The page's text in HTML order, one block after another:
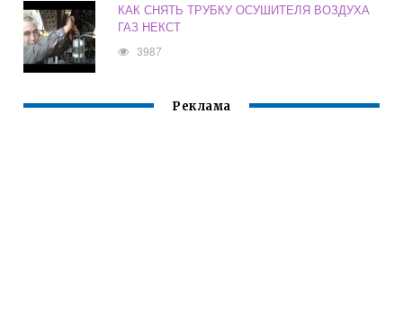
КАК СНЯТЬ ТРУБКУ ОСУШИТЕЛЯ ВОЗДУХА
ГАЗ НЕКСТ
3987
Реклама